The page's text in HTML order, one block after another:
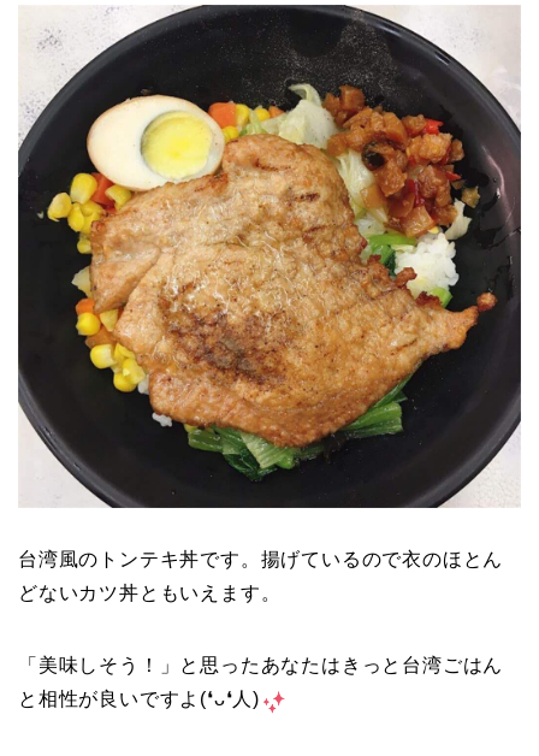
台湾風のトンテキ丼です。揚げているので衣のほとん
どないカツ丼ともいえます。
「美味しそう！」と思ったあなたはきっと台湾ごはん
と相性が良いですよ(❛ᴗ❛人)